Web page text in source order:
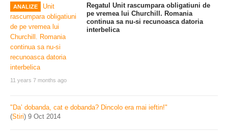
ANALIZE
11 years 7 months ago
Regatul Unit rascumpara obligatiuni de
pe vremea lui Churchill. Romania
continua sa nu-si recunoasca datoria
interbelica
"Da’ dobanda, cat e dobanda? Dincolo era mai ieftin!"
(Stiri) 9 Oct 2014